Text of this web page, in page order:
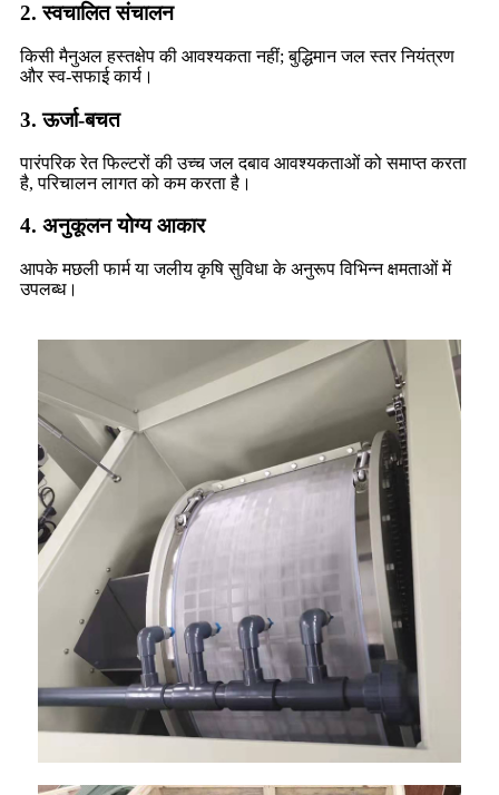
2. स्वचालित संचालन
किसी मैनुअल हस्तक्षेप की आवश्यकता नहीं; बुद्धिमान जल स्तर नियंत्रण
और स्व-सफाई कार्य।
3. ऊर्जा-बचत
पारंपरिक रेत फिल्टरों की उच्च जल दबाव आवश्यकताओं को समाप्त करता
है, परिचालन लागत को कम करता है।
4. अनुकूलन योग्य आकार
आपके मछली फार्म या जलीय कृषि सुविधा के अनुरूप विभिन्न क्षमताओं में
उपलब्ध।